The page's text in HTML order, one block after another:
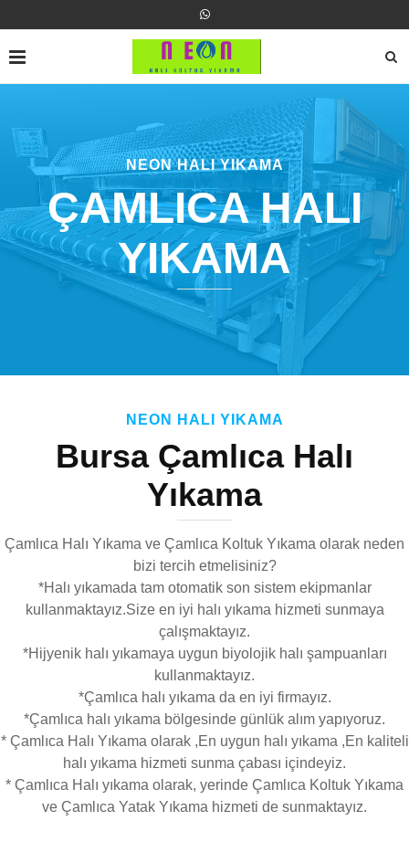
NEON HALI YIKAMA
ÇAMLICA HALI
YIKAMA
NEON HALI YIKAMA
Bursa Çamlıca Halı
Yıkama
Çamlıca Halı Yıkama ve Çamlıca Koltuk Yıkama olarak neden
bizi tercih etmelisiniz?
*Halı yıkamada tam otomatik son sistem ekipmanlar
kullanmaktayız.Size en iyi halı yıkama hizmeti sunmaya
çalışmaktayız.
*Hijyenik halı yıkamaya uygun biyolojik halı şampuanları
kullanmaktayız.
*Çamlıca halı yıkama da en iyi firmayız.
*Çamlıca halı yıkama bölgesinde günlük alım yapıyoruz.
* Çamlıca Halı Yıkama olarak ,En uygun halı yıkama ,En kaliteli
halı yıkama hizmeti sunma çabası içindeyiz.
* Çamlıca Halı yıkama olarak, yerinde Çamlıca Koltuk Yıkama
ve Çamlıca Yatak Yıkama hizmeti de sunmaktayız.